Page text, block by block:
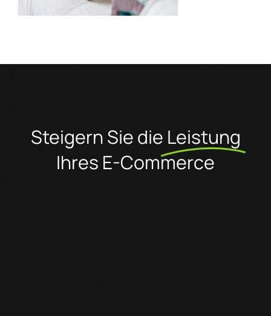
Steigern Sie die Leistung
Ihres E-Commerce